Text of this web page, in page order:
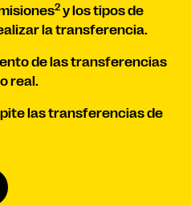
2 y los tipos de
la transferencia.
de las transferencias
real.
las transferencias de